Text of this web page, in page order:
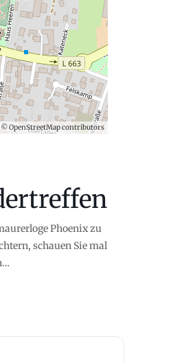
©OpenStreetMapcontributors
Phoenix zu
schauen Sie mal